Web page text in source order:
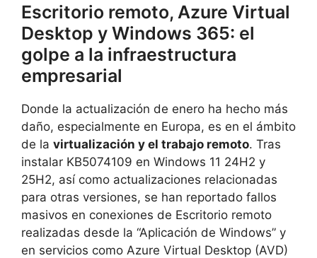
Escritorio remoto, Azure Virtual
Desktop y Windows 365: el
golpe a la infraestructura
empresarial
Donde la actualización de enero ha hecho más
daño, especialmente en Europa, es en el ámbito
de la virtualización y el trabajo remoto. Tras
instalar KB5074109 en Windows 11 24H2 y
25H2, así como actualizaciones relacionadas
para otras versiones, se han reportado fallos
masivos en conexiones de Escritorio remoto
realizadas desde la “Aplicación de Windows” y
en servicios como Azure Virtual Desktop (AVD)